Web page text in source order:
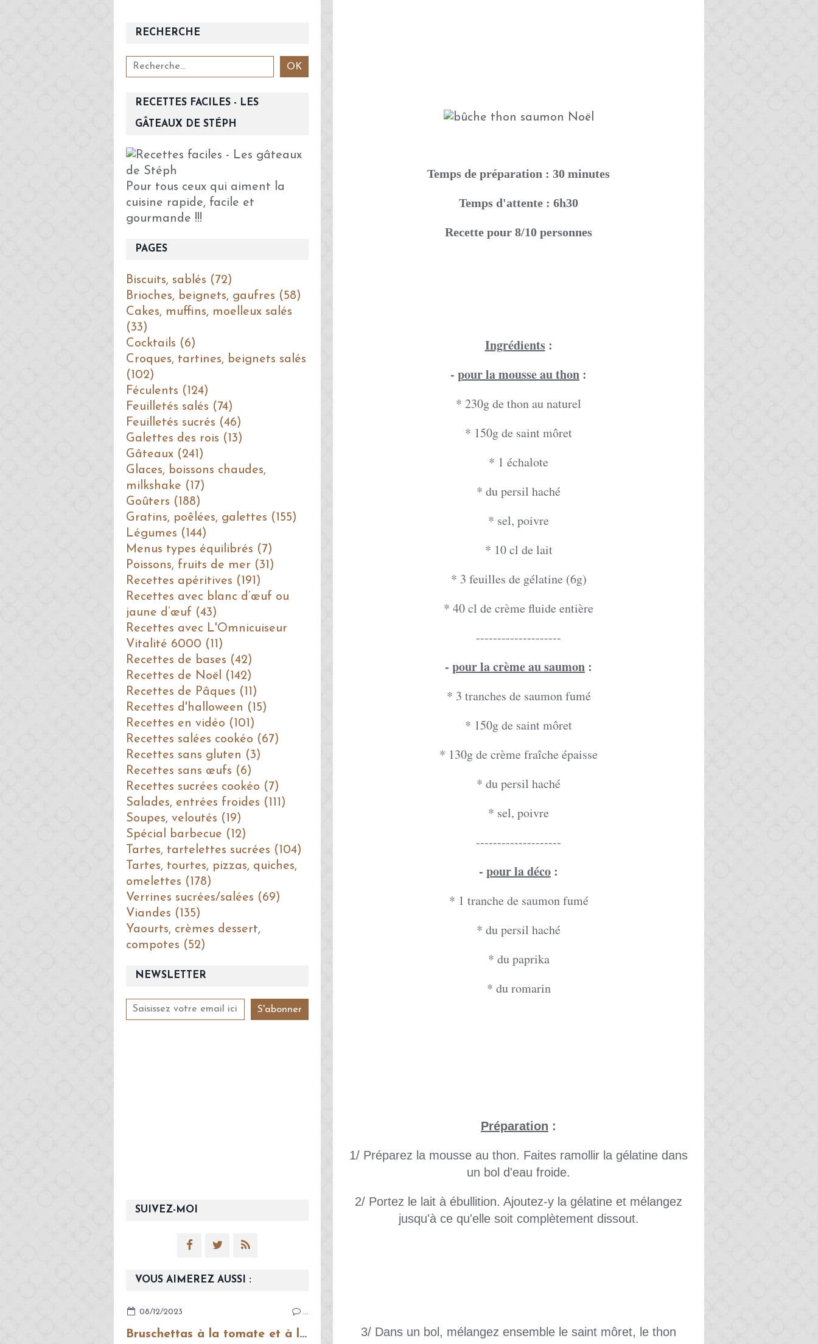
Temps de préparation : 30 minutes
Temps d'attente : 6h30
Recette pour 8/10 personnes
Ingrédients:
- pour la mousse au thon :
* 230g de thon au naturel
* 150g de saint môret
* 1 échalote
* du persil haché
* sel, poivre
* 10 cl de lait
* 3 feuilles de gélatine (6g)
* 40 cl de crème fluide entière
--------------------
- pour la crème au saumon :
* 3 tranches de saumon fumé
* 150g de saint môret
* 130g de crème fraîche épaisse
* du persil haché
* sel, poivre
--------------------
- pour la déco :
* 1 tranche de saumon fumé
* du persil haché
* du paprika
* du romarin
Préparation :
1/ Préparez la mousse au thon. Faites ramollir la gélatine dans
un bol d'eau froide.
2/ Portez le lait à ébullition. Ajoutez-y la gélatine et mélangez
jusqu'à ce qu'elle soit complètement dissout.
3/ Dans un bol, mélangez ensemble le saint môret, le thon
NEWSLETTER
SUIVEZ-MOI
RECHERCHE
RECETTES FACILES - LES
GÂTEAUX DE STÉPH
Pour tous ceux qui aiment la
cuisine rapide, facile et
gourmande !!!
VOUS AIMEREZ AUSSI :
08/12/2023 …
Bruschettas à la tomate et à la mozzarella
PAGES
Biscuits, sablés (72)
Brioches, beignets, gaufres (58)
Cakes, muffins, moelleux salés
(33)
Cocktails (6)
Croques, tartines, beignets salés
(102)
Féculents (124)
Feuilletés salés (74)
Feuilletés sucrés (46)
Galettes des rois (13)
Gâteaux (241)
Glaces, boissons chaudes,
milkshake (17)
Goûters (188)
Gratins, poêlées, galettes (155)
Légumes (144)
Menus types équilibrés (7)
Poissons, fruits de mer (31)
Recettes apéritives (191)
Recettes avec blanc d’œuf ou
jaune d’œuf (43)
Recettes avec L'Omnicuiseur
Vitalité 6000 (11)
Recettes de bases (42)
Recettes de Noël (142)
Recettes de Pâques (11)
Recettes d'halloween (15)
Recettes en vidéo (101)
Recettes salées cookéo (67)
Recettes sans gluten (3)
Recettes sans œufs (6)
Recettes sucrées cookéo (7)
Salades, entrées froides (111)
Soupes, veloutés (19)
Spécial barbecue (12)
Tartes, tartelettes sucrées (104)
Tartes, tourtes, pizzas, quiches,
omelettes (178)
Verrines sucrées/salées (69)
Viandes (135)
Yaourts, crèmes dessert,
compotes (52)